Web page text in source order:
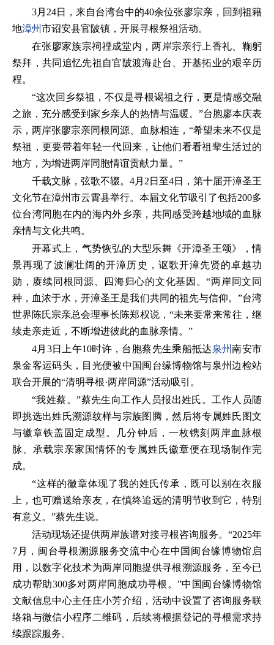
3月24日，来自台湾台中的40余位张廖宗亲，回到祖籍
地漳州市诏安县官陂镇，开展寻根祭祖活动。
在张廖家族宗祠禋成堂内，两岸宗亲行上香礼、鞠躬
祭拜，共同追忆先祖自官陂渡海赴台、开基拓业的艰辛历
程。
“这次回乡祭祖，不仅是寻根谒祖之行，更是情感交融
之旅，充分感受到家乡亲人的热情与温暖。”台胞廖本庆表
示，两岸张廖宗亲同根同源、血脉相连，“希望未来不仅是
祭祖，更要带着年轻一代回来，让他们看看祖辈生活过的
地方，为增进两岸同胞情谊贡献力量。”
千载文脉，弦歌不辍。4月2日至4日，第十届开漳圣王
文化节在漳州市云霄县举行。本届文化节吸引了包括200多
位台湾同胞在内的海内外乡亲，共同感受跨越地域的血脉
亲情与文化共鸣。
开幕式上，气势恢弘的大型乐舞《开漳圣王颂》，情
景再现了波澜壮阔的开漳历史，讴歌开漳先贤的卓越功
勋，赓续同根同源、四海归心的文化基因。“两岸同文同
种，血浓于水，开漳圣王是我们共同的祖先与信仰。”台湾
世界陈氏宗亲总会理事长陈郑权说，“未来要常来常往，继
续走亲走近，不断增进彼此的血脉亲情。”
4月3日上午10时许，台胞蔡先生乘船抵达泉州南安市
泉金客运码头，目光便被中国闽台缘博物馆与泉州边检站
联合开展的“清明寻根·两岸同源”活动吸引。
“我姓蔡。”蔡先生向工作人员报出姓氏。工作人员随
即挑选出姓氏溯源纹样与宗族图腾，然后将专属姓氏图文
与徽章铁盖固定成型。几分钟后，一枚镌刻两岸血脉根
脉、承载宗亲家国情怀的专属姓氏徽章便在现场制作完
成。
“这样的徽章体现了我的姓氏传承，既可以别在衣服
上，也可赠送给亲友，在慎终追远的清明节收到它，特别
有意义。”蔡先生说。
活动现场还提供两岸族谱对接寻根咨询服务。“2025年
7月，闽台寻根溯源服务交流中心在中国闽台缘博物馆启
用，以数字化技术为两岸同胞提供寻根溯源服务，至今已
成功帮助300多对两岸同胞成功寻根。”中国闽台缘博物馆
文献信息中心主任庄小芳介绍，活动中设置了咨询服务联
络箱与微信小程序二维码，后续将根据登记的寻根需求持
续跟踪服务。